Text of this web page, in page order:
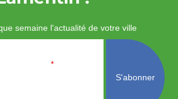
semaine l'actualité de votre ville
*